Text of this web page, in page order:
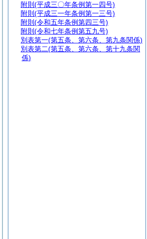
附則 (平成三〇年条例第一四号)
附則 (平成三一年条例第一三号)
附則 (令和五年条例第四三号)
附則 (令和七年条例第五九号)
別表第一(第五条、第六条、第九条関係)
別表第二(第五条、第六条、第十九条関
係)